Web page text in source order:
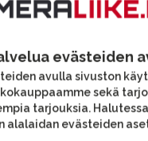
evästeiden
avulla sivuston
sekä
tarjouksia.
alalaidan evästeiden